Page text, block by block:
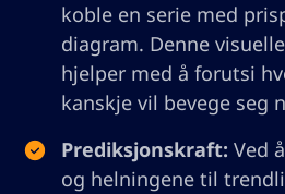
koble en serie med
diagram. Denne
hjelper med å forutsi
kanskje vil bevege seg
Prediksjonskraft: Ved
og helningene til